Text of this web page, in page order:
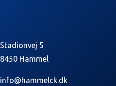
Stadionvej 5
8450 Hammel
info@hammelck.dk